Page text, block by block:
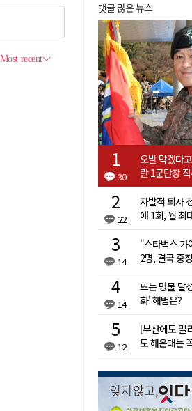
댓글 많은 뉴스
30
오발 막겠다
란 1군단장
22
자발적 퇴사
애 1회, 월 최
14
"스타벅스 가
2명, 결국 중
14
뜨는 명물 달
화' 해법은?
12
[부산에도 밀
도 해운대는